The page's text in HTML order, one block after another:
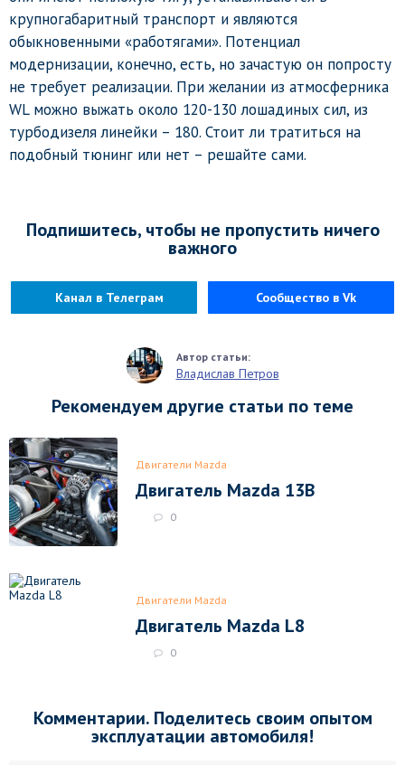
крупногабаритный транспорт и являются
обыкновенными «работягами». Потенциал
модернизации, конечно, есть, но зачастую он попросту
не требует реализации. При желании из атмосферника
WL можно выжать около 120-130 лошадиных сил, из
турбодизеля линейки – 180. Стоит ли тратиться на
подобный тюнинг или нет – решайте сами.
Подпишитесь, чтобы не пропустить ничего
важного
Канал в Телеграм Сообщество в Vk
Владислав Петров
Рекомендуем другие статьи по теме
Двигатели Mazda
Двигатель Mazda 13B
0
Двигатели Mazda
Двигатель Mazda L8
0
Комментарии. Поделитесь своим опытом
эксплуатации автомобиля!